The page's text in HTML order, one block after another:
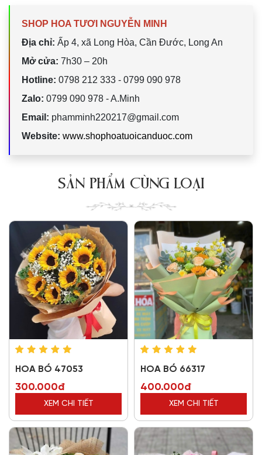
SHOP HOA TƯƠI NGUYỄN MINH
Địa chỉ: Ấp 4, xã Long Hòa, Cần Đước, Long An
Mở cửa: 7h30 – 20h
Hotline: 0798 212 333 - 0799 090 978
Zalo: 0799 090 978 - A.Minh
Email: phamminh220217@gmail.com
Website: www.shophoatuoicanduoc.com
SẢN PHẨM CÙNG LOẠI
HOA BÓ 47053
300.000đ
XEM CHI TIẾT
HOA BÓ 66317
400.000đ
XEM CHI TIẾT